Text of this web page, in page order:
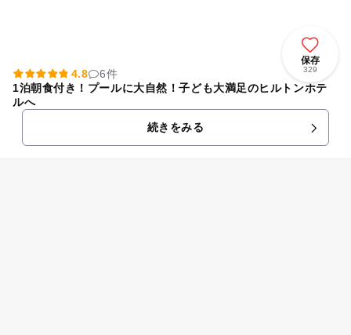
保存
329
4.8
6件
1泊朝食付き！プールに大自然！子ども大満足のヒルトンホテ
ルへ
続きをみる